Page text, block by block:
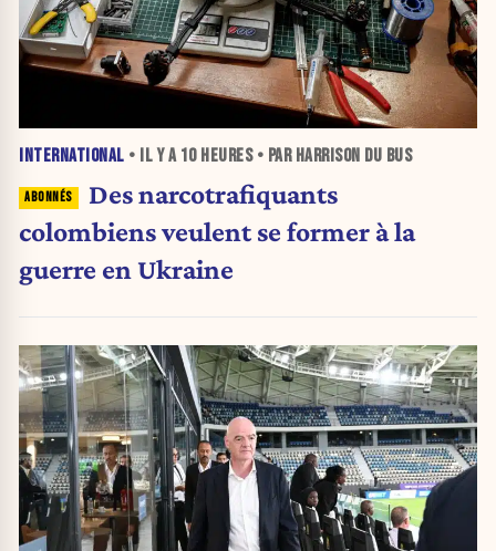
INTERNATIONAL • IL Y A 10 HEURES• PAR HARRISON DU BUS
Des narcotrafiquants
colombiens veulent se former à la
guerre en Ukraine